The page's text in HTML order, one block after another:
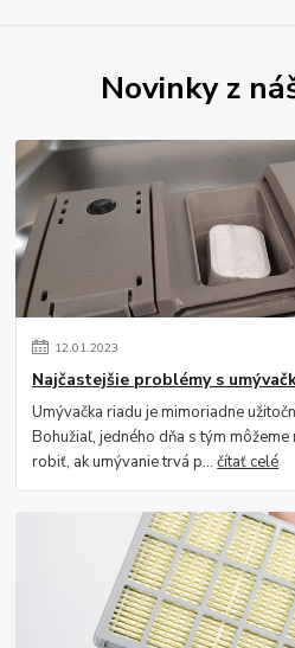
Novinky z
12.01.2023
Najčastejšie problémy s
Umývačka riadu je mimoriadne
Bohužiaľ, jedného dňa s tým
robiť, ak umývanie trvá p...čítať celé